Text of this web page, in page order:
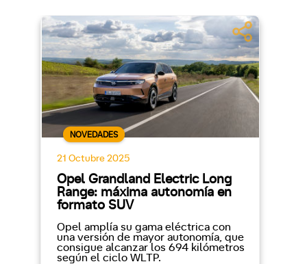
NOVEDADES
21 Octubre 2025
Opel Grandland Electric Long
Range: máxima autonomía en
formato SUV
Opel amplía su gama eléctrica con
una versión de mayor autonomía, que
consigue alcanzar los 694 kilómetros
según el ciclo WLTP.